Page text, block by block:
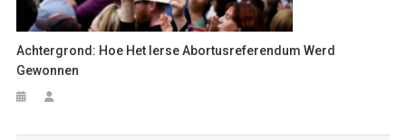
Achtergrond: Hoe Het Ierse Abortusreferendum Werd
Gewonnen